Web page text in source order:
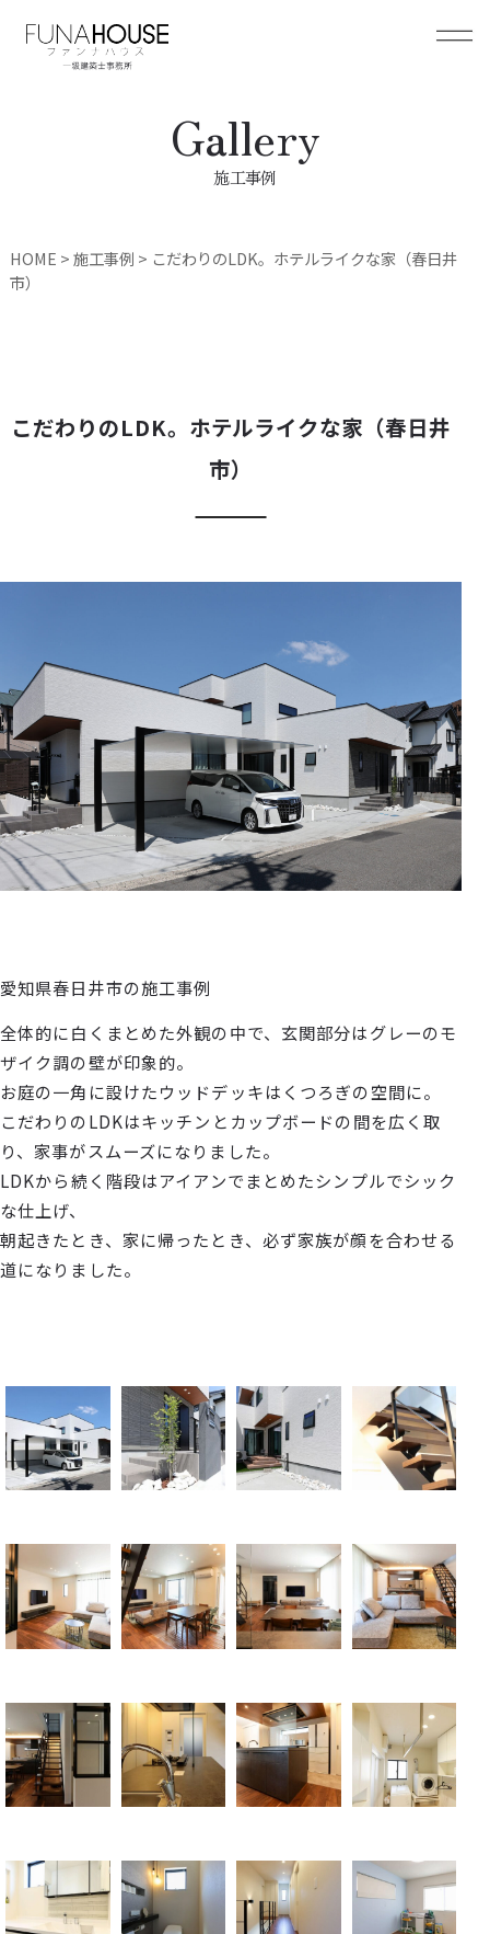
Gallery
施工事例
HOME >施工事例 > こだわりのLDK。ホテルライクな家（春日井
市）
こだわりのLDK。ホテルライクな家（春日井
市）
愛知県春日井市の施工事例
全体的に白くまとめた外観の中で、玄関部分はグレーのモ
ザイク調の壁が印象的。
お庭の一角に設けたウッドデッキはくつろぎの空間に。
こだわりのLDKはキッチンとカップボードの間を広く取
り、家事がスムーズになりました。
LDKから続く階段はアイアンでまとめたシンプルでシック
な仕上げ、
朝起きたとき、家に帰ったとき、必ず家族が顔を合わせる
道になりました。